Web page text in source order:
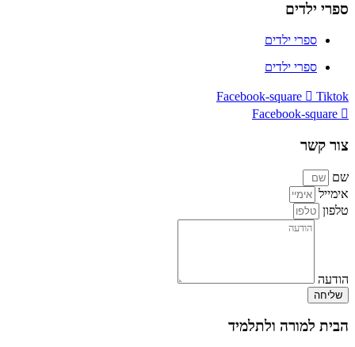
ספרי ילדים
ספרי ילדים
ספרי ילדים
Facebook-square
Tiktok
Facebook-square
צור קשר
שם
אימייל
טלפון
הודעה
שליחה
הבית למורה ולתלמיד